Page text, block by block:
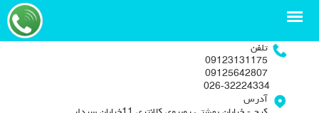
تلفن
09123131175
09125642807
آدرس